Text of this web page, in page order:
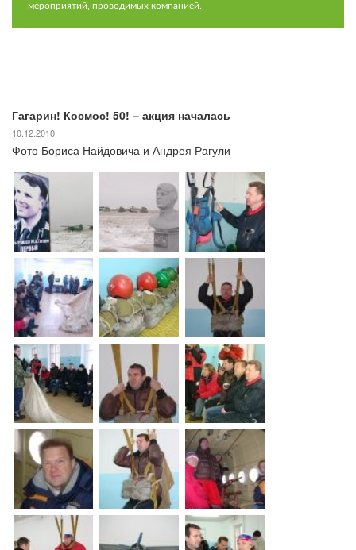
мероприятий, проводимых компанией.
Гагарин! Космос! 50! – акция началась
10.12.2010
Фото Бориса Найдовича и Андрея Рагули